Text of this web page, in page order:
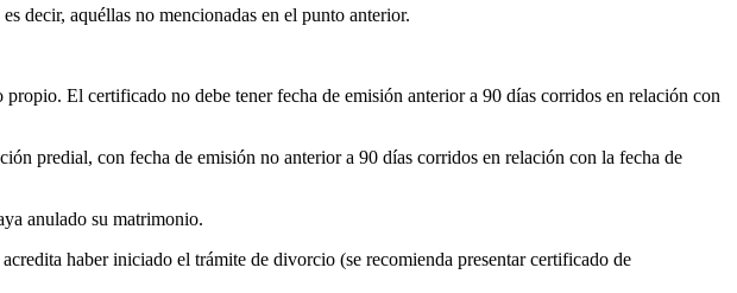
decir, aquéllas no mencionadas en el punto anterior.
El certificado no debe tener fecha de emisión anterior a 90 días corridos en relación con
predial, con fecha de emisión no anterior a 90 días corridos en relación con la fecha de
anulado su matrimonio.
haber iniciado el trámite de divorcio (se recomienda presentar certificado de